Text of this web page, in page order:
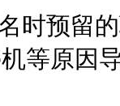
预留的
等原因